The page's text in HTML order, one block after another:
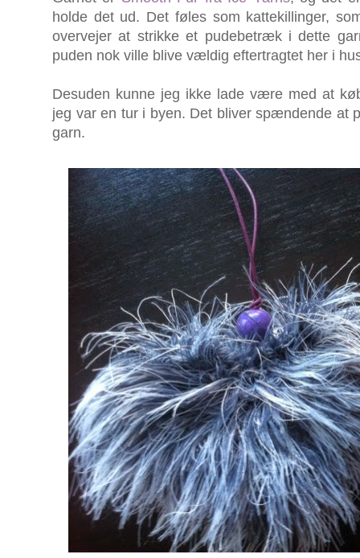
holde det ud. Det føles som kattekillinger,
overvejer at strikke et pudebetræk i dette
puden nok ville blive vældig eftertragtet her i
Desuden kunne jeg ikke lade være med at
jeg var en tur i byen. Det bliver spændende at
garn.